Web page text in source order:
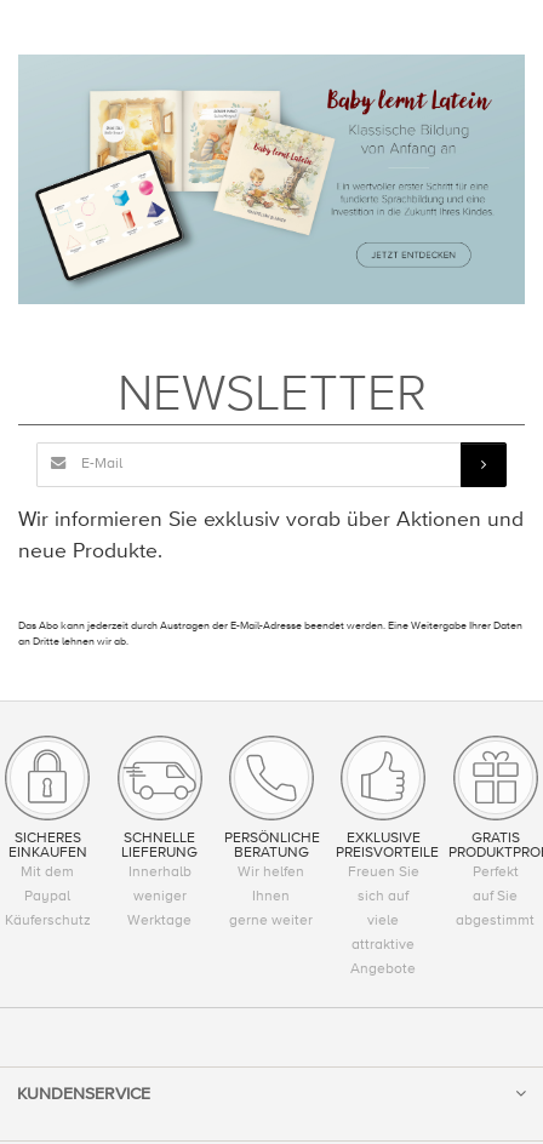
NEWSLETTER
Wir informieren Sie exklusiv vorab über Aktionen und
neue Produkte.
Das Abo kann jederzeit durch Austragen der E-Mail-Adresse beendet werden. Eine Weitergabe Ihrer Daten
an Dritte lehnen wir ab.
SICHERES
EINKAUFEN
Mit dem
Paypal
Käuferschutz
SCHNELLE
LIEFERUNG
Innerhalb
weniger
Werktage
PERSÖNLICHE
BERATUNG
Wir helfen
Ihnen
gerne weiter
EXKLUSIVE
PREISVORTEILE
Freuen Sie
sich auf
viele
attraktive
Angebote
GRATIS
Perfekt
auf Sie
abgestimmt
KUNDENSERVICE